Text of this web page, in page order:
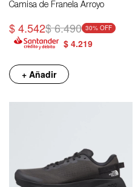
Camisa de Franela Arroyo
$4.542$6.490 30
$ 4.219
+ Añadir